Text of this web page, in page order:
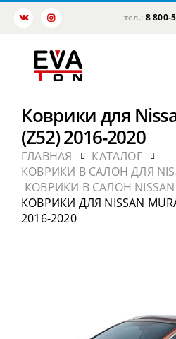
тел.: 8 800-
Коврики для
(Z52) 2016-2020
ГЛАВНАЯ
КАТАЛОГ
КОВРИКИ В САЛОН ДЛЯ
КОВРИКИ В САЛОН NISSAN
КОВРИКИ ДЛЯ NISSAN
2016-2020